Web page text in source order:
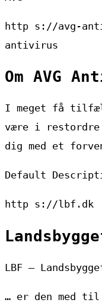
http s://avg-
antivirus
Om AVG
I meget få
være i
dig med et
Default
http s://lbf.dk
LBF –
… er den med til